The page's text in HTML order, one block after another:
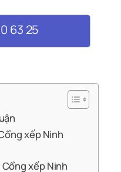
63 25
xếp Ninh
xếp Ninh